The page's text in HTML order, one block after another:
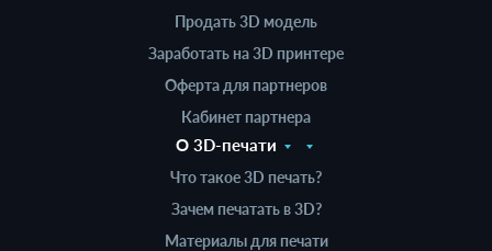
Продать 3D модель
Заработать на 3D принтере
Оферта для партнеров
Кабинет партнера
О 3D-печати
Что такое 3D печать?
Зачем печатать в 3D?
Материалы для печати